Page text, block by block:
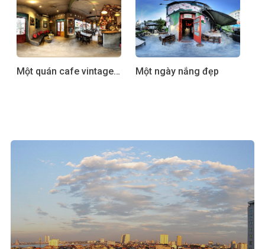
Một quán cafe vintage Một ngày nắng đẹp